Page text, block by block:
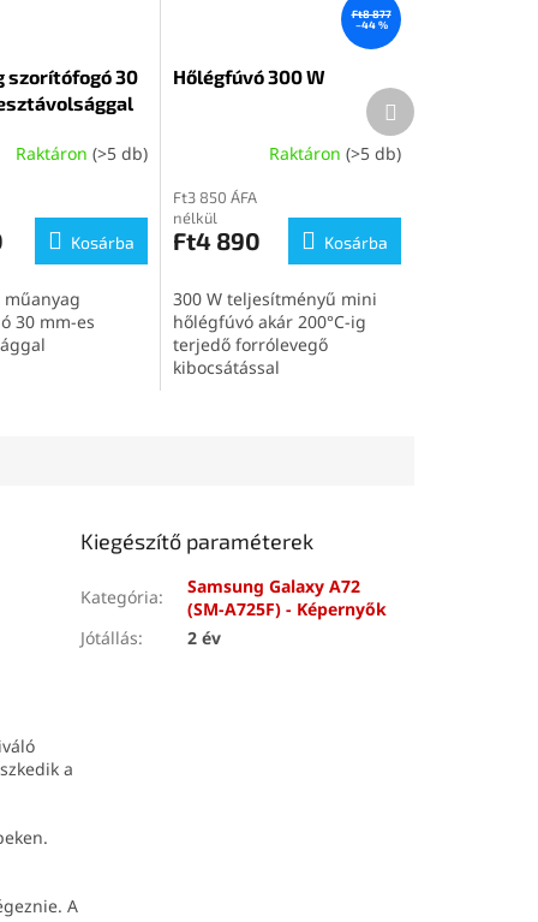
szorítófogó 30
Raktáron(>5 db)
Kosárba
30 mm-es
Ft8 877
–44 %
Hőlégfúvó 300 W
Raktáron (>5 db)
Ft3 850 ÁFA
nélkül
Ft4 890 Kosárba
300 W teljesítményű mini
hőlégfúvó akár 200°C-ig
terjedő forrólevegő
kibocsátással
Következő
termék
a
A
Kiegészítő paraméterek
Kategória:
Samsung Galaxy A72
(SM-A725F) - Képernyők
Jótállás: 2 év